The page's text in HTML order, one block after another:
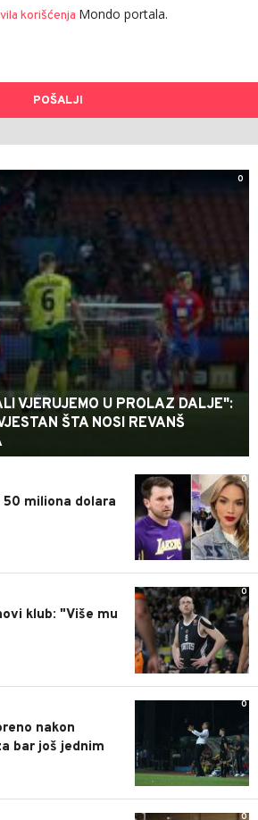
korišćenja Mondo portala.
POŠALJI
0
VJERUJEMO U PROLAZ DALJE":
ŠTA NOSI REVANŠ
0
miliona dolara
0
klub: "Više mu
0
nakon
bar još jednim
0